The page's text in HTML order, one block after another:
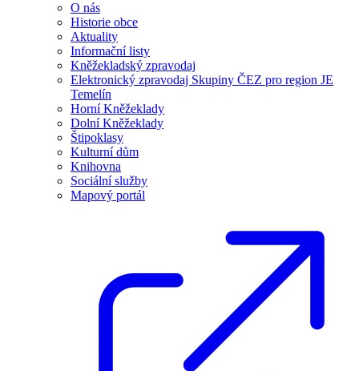
O nás
Historie obce
Aktuality
Informační listy
Kněžekladský zpravodaj
Elektronický zpravodaj Skupiny ČEZ pro region JE
Temelín
Horní Kněžeklady
Dolní Kněžeklady
Štipoklasy
Kulturní dům
Knihovna
Sociální služby
Mapový portál